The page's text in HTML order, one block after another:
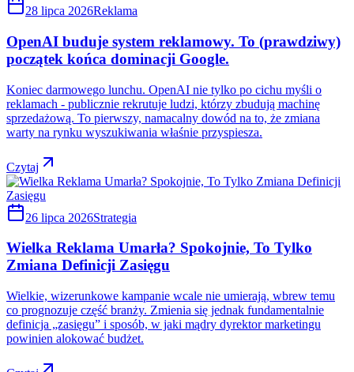
28 lipca 2026Reklama
OpenAI buduje system reklamowy. To (prawdziwy)
początek końca dominacji Google.
Koniec darmowego lunchu. OpenAI nie tylko po cichu myśli o
reklamach - publicznie rekrutuje ludzi, którzy zbudują machinę
sprzedażową. To pierwszy, namacalny dowód na to, że zmiana
warty na rynku wyszukiwania właśnie przyspiesza.
Czytaj
26 lipca 2026Strategia
Wielka Reklama Umarła? Spokojnie, To Tylko
Zmiana Definicji Zasięgu
Wielkie, wizerunkowe kampanie wcale nie umierają, wbrew temu
co prognozuje część branży. Zmienia się jednak fundamentalnie
definicja „zasięgu” i sposób, w jaki mądry dyrektor marketingu
powinien alokować budżet.